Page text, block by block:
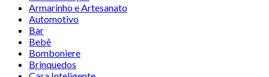
Armarinho e Artesanato
Automotivo
Bar
Bebê
Bomboniere
Brinquedos